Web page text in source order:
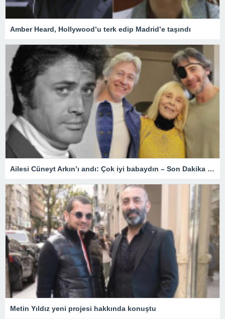
Amber Heard, Hollywood’u terk edip Madrid’e taşındı
Ailesi Cüneyt Arkın’ı andı: Çok iyi babaydın – Son Dakika Magazin Haberleri
Metin Yıldız yeni projesi hakkında konuştu